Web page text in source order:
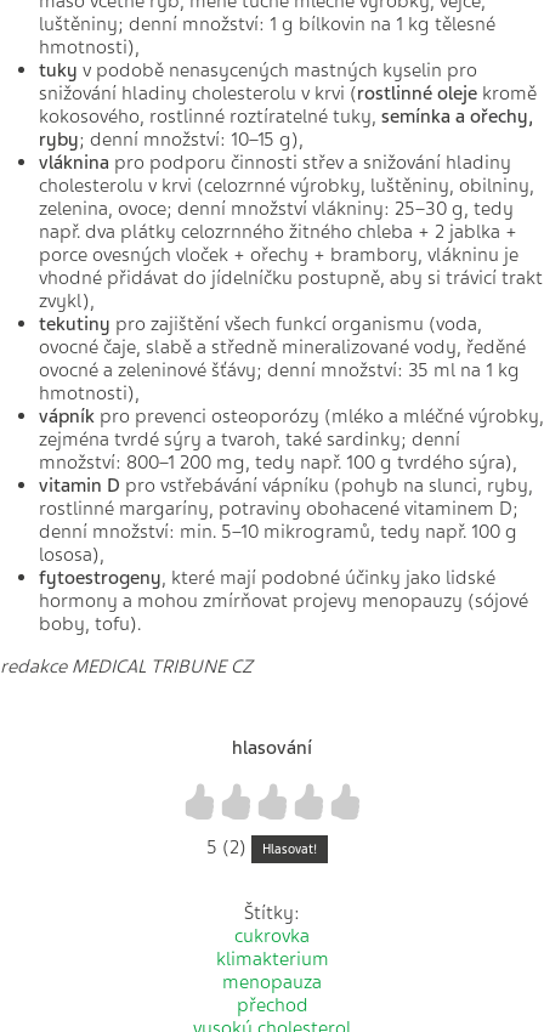
luštěniny; denní množství: 1 g bílkovin na 1 kg tělesné
hmotnosti),
tuky v podobě nenasycených mastných kyselin pro
snižování hladiny cholesterolu v krvi (rostlinné oleje kromě
kokosového, rostlinné roztíratelné tuky, semínka a ořechy,
ryby; denní množství: 10–15 g),
vláknina pro podporu činnosti střev a snižování hladiny
cholesterolu v krvi (celozrnné výrobky, luštěniny, obilniny,
zelenina, ovoce; denní množství vlákniny: 25–30 g, tedy
např. dva plátky celozrnného žitného chleba + 2 jablka +
porce ovesných vloček + ořechy + brambory, vlákninu je
vhodné přidávat do jídelníčku postupně, aby si trávicí trakt
zvykl),
tekutiny pro zajištění všech funkcí organismu (voda,
ovocné čaje, slabě a středně mineralizované vody, ředěné
ovocné a zeleninové šťávy; denní množství: 35 ml na 1 kg
hmotnosti),
vápník pro prevenci osteoporózy (mléko a mléčné výrobky,
zejména tvrdé sýry a tvaroh, také sardinky; denní
množství: 800–1 200 mg, tedy např. 100 g tvrdého sýra),
vitamin D pro vstřebávání vápníku (pohyb na slunci, ryby,
rostlinné margaríny, potraviny obohacené vitaminem D;
denní množství: min. 5–10 mikrogramů, tedy např. 100 g
lososa),
fytoestrogeny, které mají podobné účinky jako lidské
hormony a mohou zmírňovat projevy menopauzy (sójové
boby, tofu).
redakce MEDICAL TRIBUNE CZ
hlasování
4
3
2
1
5 (2) Hlasovat!
Štítky:
cukrovka
klimakterium
menopauza
přechod